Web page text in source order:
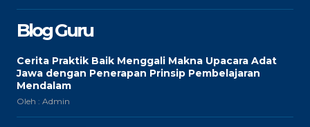
Blog Guru
Cerita Praktik Baik Menggali Makna Upacara Adat
Jawa dengan Penerapan Prinsip Pembelajaran
Mendalam
Oleh : Admin